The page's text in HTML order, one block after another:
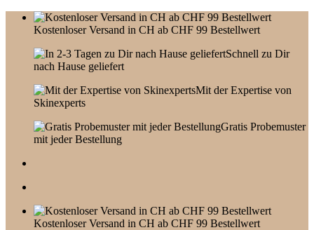
Skip
Kostenloser Versand in CH ab CHF 99 Bestellwert
Schnell zu Dir
nach Hause geliefert
Mit der Expertise von
Skinexperts
Gratis Probemuster
mit jeder Bestellung
Kostenloser Versand in CH ab CHF 99 Bestellwert